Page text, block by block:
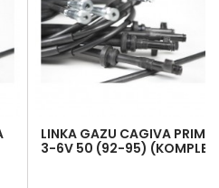
LINKA GAZU CAGIVA PRIMA
3-6V 50 (92-95) (KOMPLET